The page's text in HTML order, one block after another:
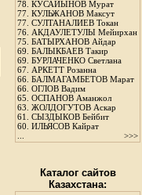
78. КУСАЙЫНОВ Мурат
77. КУЛЬЖАНОВ Максут
77. СУЛТАНАЛИЕВ Токан
76. АКДАУЛЕТУЛЫ Мейирхан
75. БАТЫРХАНОВ Айдар
69. БАЛЫКБАЕВ Такир
69. БУРЛАЧЕНКО Светлана
67. АРКЕТТ Розанна
66. БАЛМАГАМБЕТОВ Марат
66. ОГЛОВ Вадим
65. ОСПАНОВ Аманжол
63. ЖОЛДОГУТОВ Аскар
61. СЫЗДЫКОВ Бейбит
60. ИЛЬЯСОВ Кайрат
>>>
Каталог сайтов
Казахстана: